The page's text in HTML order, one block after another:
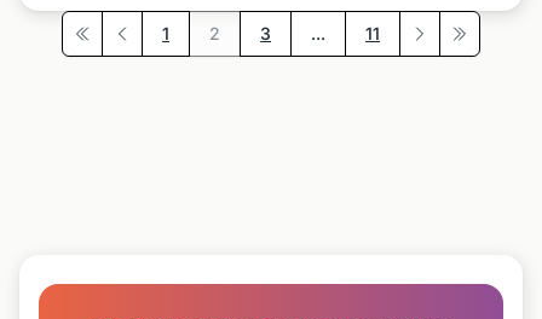
Première page
Précédent
1 2 3 ... 11 SuivantDernière